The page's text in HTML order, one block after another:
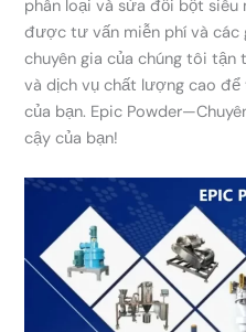
phân loại và sửa đổi bột
được tư vấn miễn phí và các
chuyên gia của chúng tôi tận
và dịch vụ chất lượng cao
của bạn. Epic
cậy của bạn!